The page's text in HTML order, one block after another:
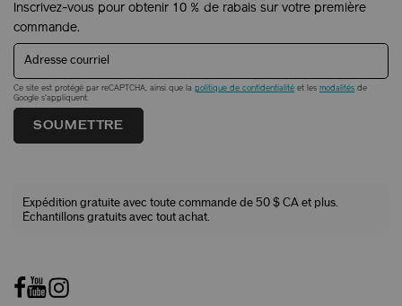
Inscrivez-vous pour obtenir 10 % de rabais sur votre première
commande.
Adresse courriel
Ce site est protégé par reCAPTCHA, ainsi que la politique de confidentialité et les modalités de
Google s'appliquent.
SOUMETTRE
Expédition gratuite avec toute commande de 50 $ CA et plus.
Échantillons gratuits avec tout achat.